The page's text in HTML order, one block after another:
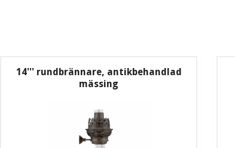
14''' rundbrännare, antikbehandlad
mässing